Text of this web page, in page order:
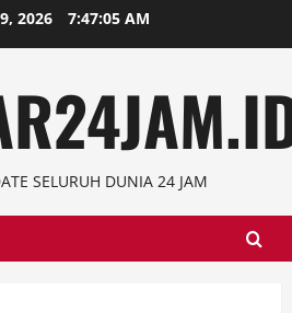
2026 7:47:06 AM
SELURUH DUNIA 24 JAM